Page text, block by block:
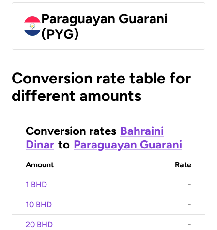
Paraguayan Guarani
(PYG)
Conversion rate table for
different amounts
Conversion rates Bahraini
Dinar to Paraguayan Guarani
Amount Rate
1 BHD -
10 BHD -
20 BHD -